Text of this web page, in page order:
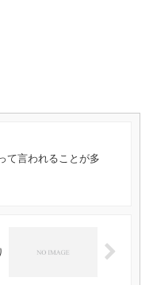
て言われることが多